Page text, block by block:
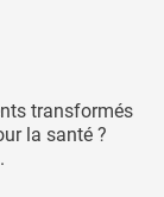
transformés
la santé ?